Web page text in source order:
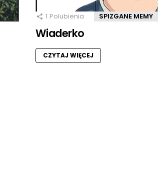
1 Polubienia SPIZGANE MEMY
Wiaderko
CZYTAJ WIĘCEJ